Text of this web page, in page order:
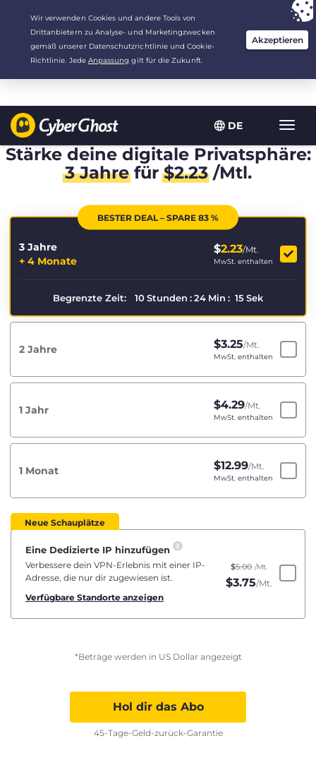
DE
Deine Wahl:Der beste Dealfür 3.3333333333333 Jahre zu $
/Monat
Stärke deine digitale Privatsphäre:
3 Jahrefür$2.23/Mtl.
BESTER DEAL – SPARE 83 %
3 Jahre
+ 4 Monate
$2.23/Mt.
MwSt. enthalten
Begrenzte Zeit: 10Stunden :24 Min : 14Sek
2 Jahre $3.25/Mt.
MwSt. enthalten
1 Jahr $4.29/Mt.
MwSt. enthalten
1 Monat $12.99/Mt.
MwSt. enthalten
Neue Schauplätze
Eine Dedizierte IP hinzufügen
Verbessere dein VPN-Erlebnis mit einer IP-
Adresse, die nur dir zugewiesen ist.
Verfügbare Standorte anzeigen
$5.00 /Mt.
$3.75/Mt.
*Beträge werden in US Dollar angezeigt
Hol dir das Abo
45-Tage-Geld-zurück-Garantie